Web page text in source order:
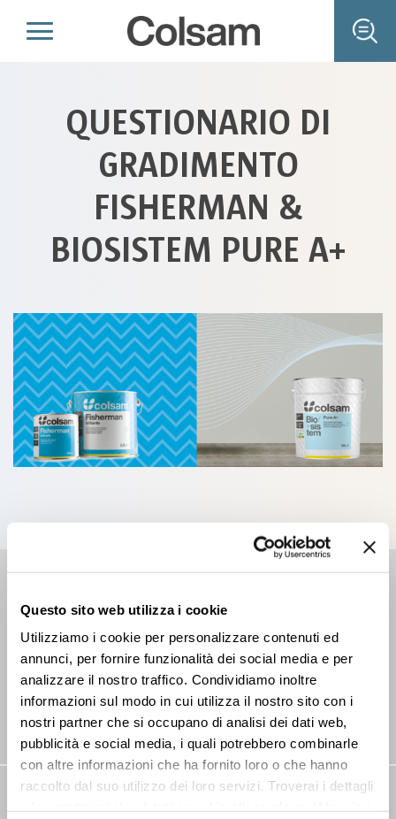
Questo sito web utilizza i cookie
Utilizziamo i cookie per personalizzare contenuti ed
annunci, per fornire funzionalità dei social media e per
analizzare il nostro traffico. Condividiamo inoltre
informazioni sul modo in cui utilizza il nostro sito con i
nostri partner che si occupano di analisi dei dati web,
pubblicità e social media, i quali potrebbero combinarle
con altre informazioni che ha fornito loro o che hanno
raccolto dal suo utilizzo dei loro servizi. Troverai i dettagli
QUESTIONARIO DI
GRADIMENTO
FISHERMAN &
BIOSISTEM PURE A+
Trova il punto più vicino
NEWSLETTER